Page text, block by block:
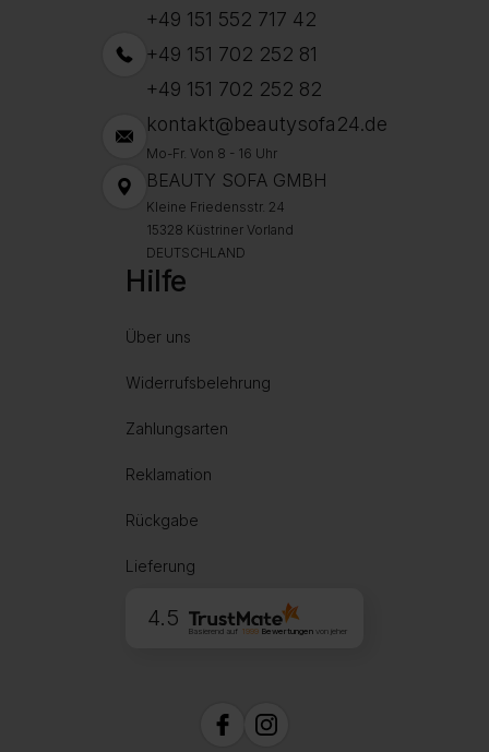
+49 151 552 717 42
+49 151 702 252 81
+49 151 702 252 82
kontakt@beautysofa24.de
Mo-Fr. Von 8 - 16 Uhr
BEAUTY SOFA GMBH
Kleine Friedensstr. 24
15328 Küstriner Vorland
DEUTSCHLAND
Hilfe
Über uns
Widerrufsbelehrung
Zahlungsarten
Reklamation
Rückgabe
Lieferung
4.5
Basierend auf 1999Bewertungen von jeher